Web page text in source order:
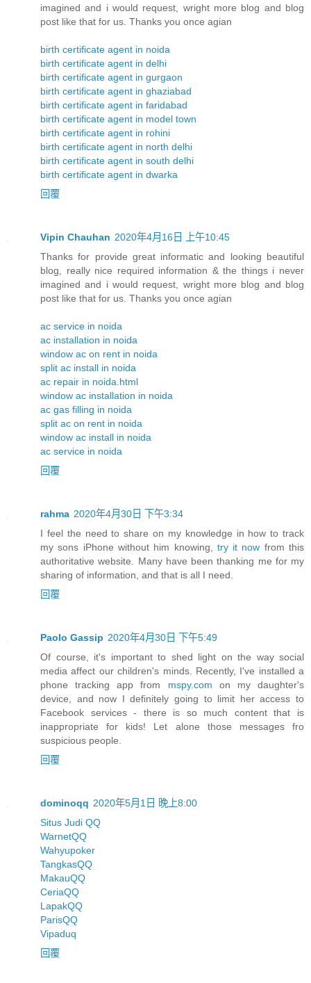
imagined and i would request, wright more blog and blog
post like that for us. Thanks you once agian
birth certificate agent in noida
birth certificate agent in delhi
birth certificate agent in gurgaon
birth certificate agent in ghaziabad
birth certificate agent in faridabad
birth certificate agent in model town
birth certificate agent in rohini
birth certificate agent in north delhi
birth certificate agent in south delhi
birth certificate agent in dwarka
回覆
Vipin Chauhan 2020年4月16日 上午10:45
Thanks for provide great informatic and looking beautiful
blog, really nice required information & the things i never
imagined and i would request, wright more blog and blog
post like that for us. Thanks you once agian
ac service in noida
ac installation in noida
window ac on rent in noida
split ac install in noida
ac repair in noida.html
window ac installation in noida
ac gas filling in noida
split ac on rent in noida
window ac install in noida
ac service in noida
回覆
rahma 2020年4月30日 下午3:34
I feel the need to share on my knowledge in how to track
my sons iPhone without him knowing, try it now from this
authoritative website. Many have been thanking me for my
sharing of information, and that is all I need.
回覆
Paolo Gassip 2020年4月30日 下午5:49
Of course, it's important to shed light on the way social
media affect our children's minds. Recently, I've installed a
phone tracking app from mspy.com on my daughter's
device, and now I definitely going to limit her access to
Facebook services - there is so much content that is
inappropriate for kids! Let alone those messages fro
suspicious people.
回覆
dominoqq 2020年5月1日 晚上8:00
Situs Judi QQ
WarnetQQ
Wahyupoker
TangkasQQ
MakauQQ
CeriaQQ
LapakQQ
ParisQQ
Vipaduq
回覆